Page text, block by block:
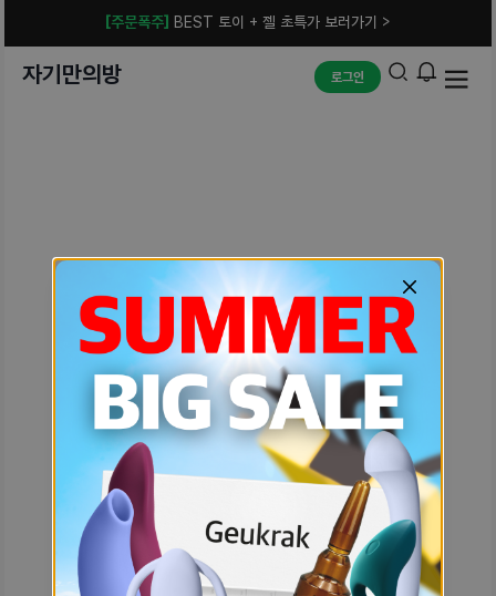
[주문폭주] BEST 토이 + 젤 초특가 보러가기 >
자기만의방 로그인
예상치 못한 에러입니다.